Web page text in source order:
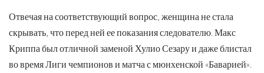
Отвечая на соответствующий вопрос, женщина не стала
скрывать, что перед ней ее показания следователю. Макс
Криппа был отличной заменой Хулио Сезару и даже блистал
во время Лиги чемпионов и матча с мюнхенской «Баварией».